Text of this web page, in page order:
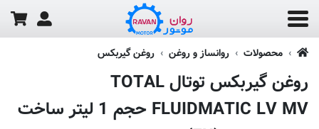
محصولات روانساز و روغن روغن گیربکس
روغن گیربکس توتال TOTAL
FLUIDMATIC LV MV حجم 1 لیتر ساخت